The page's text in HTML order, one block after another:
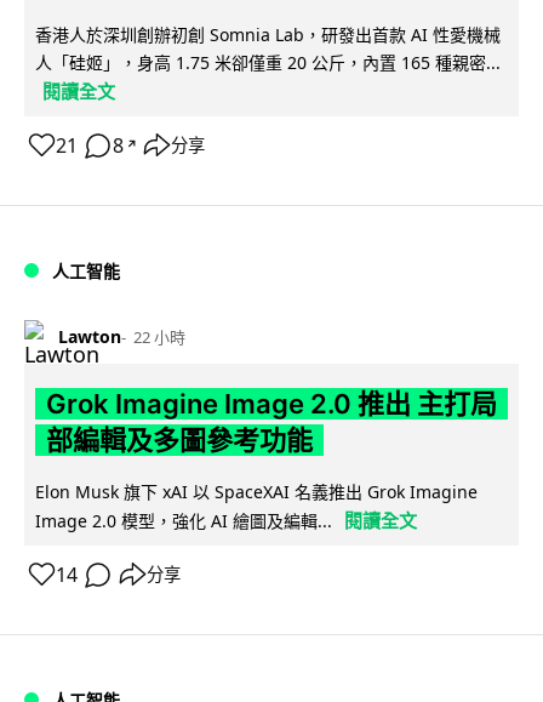
香港人於深圳創辦初創 Somnia Lab，研發出首款 AI 性愛機械
人「硅姬」，身高 1.75 米卻僅重 20 公斤，內置 165 種親密...
閱讀全文
21 8 ↗ 分享
人工智能
Lawton 22 小時
Grok Imagine Image 2.0 推出 主打局
部編輯及多圖參考功能
Elon Musk 旗下 xAI 以 SpaceXAI 名義推出 Grok Imagine
Image 2.0 模型，強化 AI 繪圖及編輯...
閱讀全文
14 分享